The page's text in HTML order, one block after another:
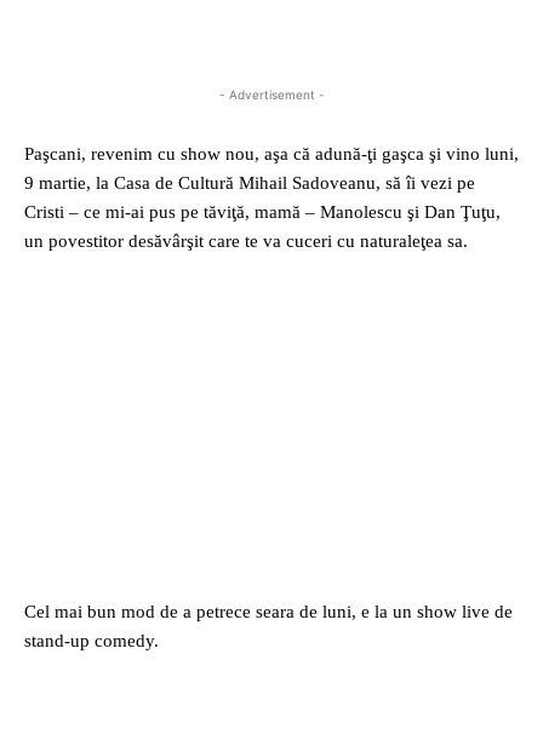
- Advertisement -
Paşcani, revenim cu show nou, aşa că adună-ţi gaşca şi vino luni,
9 martie, la Casa de Cultură Mihail Sadoveanu, să îi vezi pe
Cristi – ce mi-ai pus pe tăviţă, mamă – Manolescu şi Dan Ţuţu,
un povestitor desăvârşit care te va cuceri cu naturaleţea sa.
Cel mai bun mod de a petrece seara de luni, e la un show live de
stand-up comedy.